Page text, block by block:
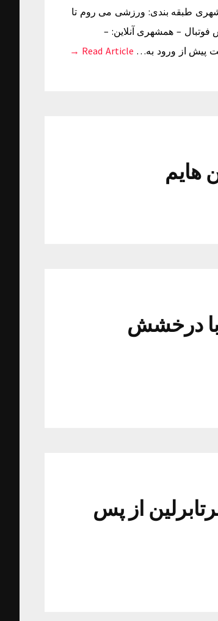
۱۹:۲۹ منبع خبر: روزنامه همشهری طبقه بندی: ورزشی می روم تا
– همشهری آنلاین: –
پیش از ورود به… Read Article →
هایم
با درخشش
از پس